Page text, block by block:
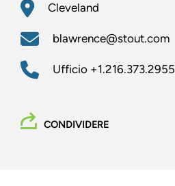
Cleveland
blawrence@stout.com
Ufficio +1.216.373.2955
CONDIVIDERE